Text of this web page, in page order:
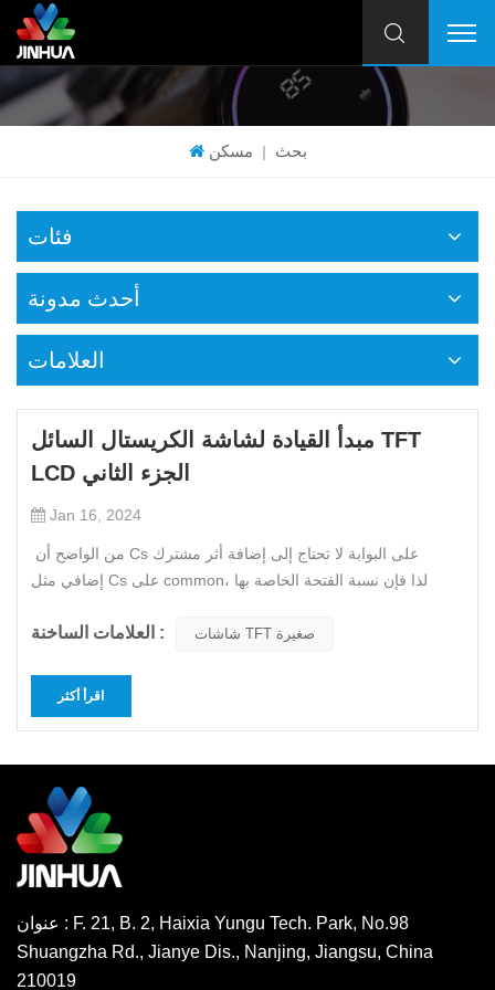
مسكن | بحث
فئات
أحدث مدونة
العلامات
مبدأ القيادة لشاشة الكريستال السائل TFT
LCD الجزء الثاني
Jan 16, 2024
إضافي مثل Cs على common، لذا فإن نسبة الفتحة الخاصة بها
وتصميمها، لذا فإن معظم تصميمات اللوحات الحالية تستخدم طريقة
العلامات الساخنة : شاشات TFT صغيرة
اقرأ أكثر
عنوان : F. 21, B. 2, Haixia Yungu Tech. Park, No.98
Shuangzha Rd., Jianye Dis., Nanjing, Jiangsu, China
210019